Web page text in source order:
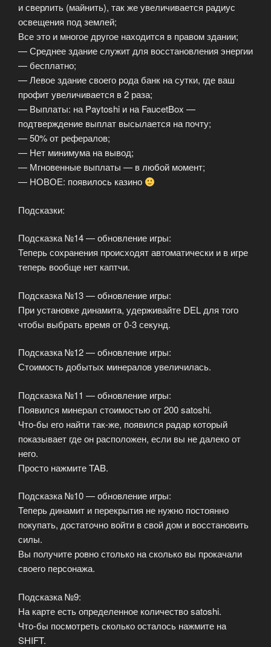
и сверлить (майнить), так же увеличивается радиус
освещения под землей;
Все это и многое другое находится в правом здании;
— Среднее здание служит для восстановления энергии
— бесплатно;
— Левое здание своего рода банк на сутки, где ваш
профит увеличивается в 2 раза;
— Выплаты: на Paytoshi и на FaucetBox —
подтверждение выплат высылается на почту;
— 50% от рефералов;
— Нет минимума на вывод;
— Мгновенные выплаты — в любой момент;
— НОВОЕ: появилось казино
Подсказки:
Подсказка №14 — обновление игры:
Теперь сохранения происходят автоматически и в игре
теперь вообще нет каптчи.
Подсказка №13 — обновление игры:
При установке динамита, удерживайте DEL для того
чтобы выбрать время от 0-3 секунд.
Подсказка №12 — обновление игры:
Стоимость добытых минералов увеличилась.
Подсказка №11 — обновление игры:
Появился минерал стоимостью от 200 satoshi.
Что-бы его найти так-же, появился радар который
показывает где он расположен, если вы не далеко от
него.
Просто нажмите TAB.
Подсказка №10 — обновление игры:
Теперь динамит и перекрытия не нужно постоянно
покупать, достаточно войти в свой дом и восстановить
силы.
Вы получите ровно столько на сколько вы прокачали
своего персонажа.
Подсказка №9:
На карте есть определенное количество satoshi.
Что-бы посмотреть сколько осталось нажмите на
SHIFT.